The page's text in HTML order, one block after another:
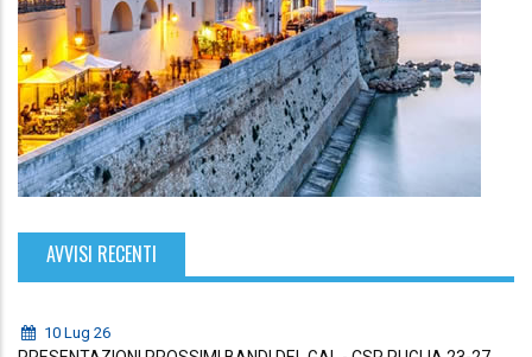
AVVISI RECENTI
10 Lug 26